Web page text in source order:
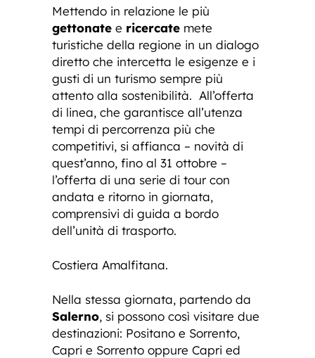
Mettendo in relazione le più
gettonate e ricercate mete
turistiche della regione in un dialogo
diretto che intercetta le esigenze e i
gusti di un turismo sempre più
attento alla sostenibilità. All’offerta
di linea, che garantisce all’utenza
tempi di percorrenza più che
competitivi, si affianca – novità di
quest’anno, fino al 31 ottobre –
l’offerta di una serie di tour con
andata e ritorno in giornata,
comprensivi di guida a bordo
dell’unità di trasporto.
Costiera Amalfitana.
Nella stessa giornata, partendo da
Salerno, si possono così visitare due
destinazioni: Positano e Sorrento,
Capri e Sorrento oppure Capri ed